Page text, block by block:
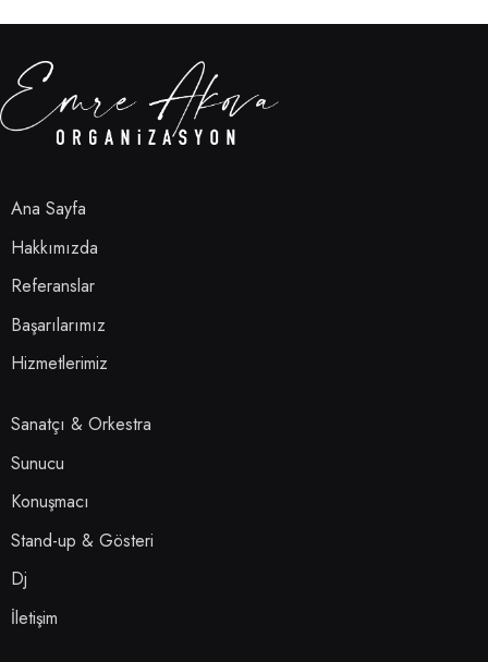
Ana Sayfa
Hakkımızda
Referanslar
Başarılarımız
Hizmetlerimiz
Sanatçı & Orkestra
Sunucu
Konuşmacı
Stand-up & Gösteri
Dj
İletişim